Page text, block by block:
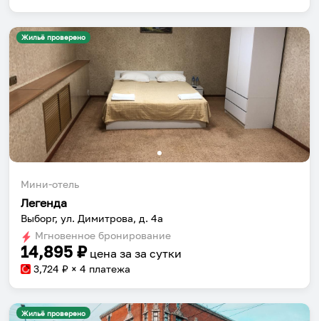
Жильё проверено
Мини-отель
Легенда
Выборг, ул. Димитрова, д. 4а
Мгновенное бронирование
14,895 ₽ цена за за сутки
3,724 ₽ × 4 платежа
Жильё проверено